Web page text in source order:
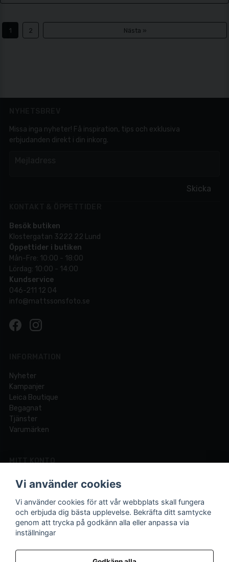
1 2 Nästa »
Skicka
Missa inga nyheter! Få inspiration, tips och exklusiva
erbjudanden direkt i din inkorg.
Besök butiken
Klostergatan 3222 22 Lund
Öppettider i butiken
Mån-Fre: 10:00 - 18:00
Lördag: 10:00 - 14:00
Kundservice
046-211 12 04
info@mattssonsfoto.se
Nyheter
Kampanjer
Leica Boutique
Begagnat
Tjänster
Varumärken
MITT KONTO
Logga in
Registrera dig
Glömt lösenord?
Vi är experter på foto och video med över 100 års
Vi använder cookies
Vi använder cookies för att vår webbplats skall fungera
och erbjuda dig bästa upplevelse. Bekräfta ditt samtycke
genom att trycka på godkänn alla eller anpassa via
inställningar